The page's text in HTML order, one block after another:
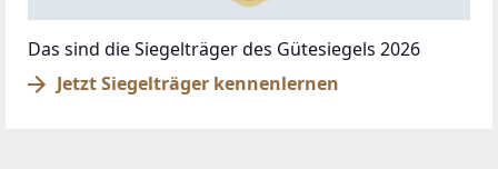
Das sind die Siegelträger des Gütesiegels 2026
Jetzt Siegelträger kennenlernen